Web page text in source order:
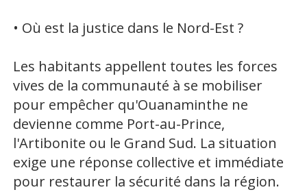
• Où est la justice dans le Nord-Est ?
Les habitants appellent toutes les forces
vives de la communauté à se mobiliser
pour empêcher qu'Ouanaminthe ne
devienne comme Port-au-Prince,
l'Artibonite ou le Grand Sud. La situation
exige une réponse collective et immédiate
pour restaurer la sécurité dans la région.